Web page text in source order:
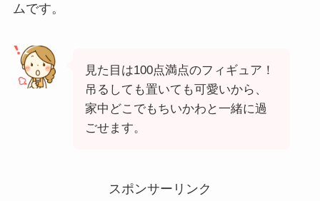
ムです。
見た目は100点満点のフィギュア！
吊るしても置いても可愛いから、
家中どこでもちいかわと一緒に過
ごせます。
スポンサーリンク